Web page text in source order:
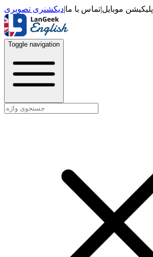
اپلیکیشن موبایل|تماس با ما|دیکشنری تصویری
Toggle navigation